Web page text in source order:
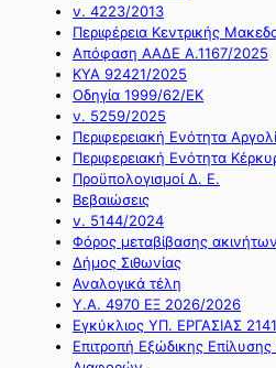
ν. 4223/2013
Περιφέρεια Κεντρικής
Απόφαση ΑΑΔΕ Α.1167/2025
ΚΥΑ 92421/2025
Οδηγία 1999/62/ΕΚ
ν. 5259/2025
Περιφερειακή Ενότητα
Περιφερειακή Ενότητα
Προϋπολογισμοί Δ. Ε.
Βεβαιώσεις
ν. 5144/2024
Φόρος μεταβίβασης ακινήτων
Δήμος Σιθωνίας
Αναλογικά τέλη
Υ.Α. 4970 ΕΞ 2026/2026
Εγκύκλιος ΥΠ. ΕΡΓΑΣΙΑΣ
Επιτροπή Εξώδικης